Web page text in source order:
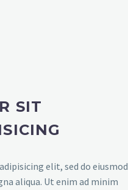
SIT
elit, sed do eiusmod
aliqua. Ut enim ad minim